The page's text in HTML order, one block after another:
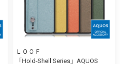
ＬＯＯＦ
「Hold-Shell Series」AQUOS